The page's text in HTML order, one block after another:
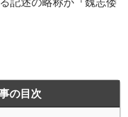
の目次